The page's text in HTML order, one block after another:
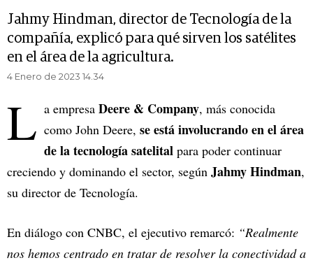
Jahmy Hindman, director de Tecnología de la
compañía, explicó para qué sirven los satélites
en el área de la agricultura.
4 Enero de 2023 14.34
L a empresa Deere & Company, más conocida
como John Deere, se está involucrando en el área
de la tecnología satelital para poder continuar
creciendo y dominando el sector, según Jahmy Hindman,
su director de Tecnología.
En diálogo con CNBC, el ejecutivo remarcó: “Realmente
nos hemos centrado en tratar de resolver la conectividad a